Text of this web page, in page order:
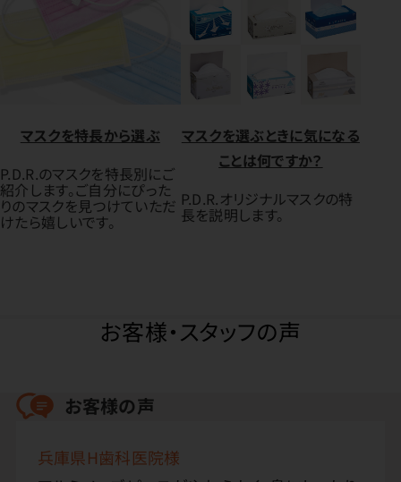
マスクを特長から選ぶ
P.D.R.のマスクを特長別にご
紹介します。ご自分にぴった
りのマスクを見つけていただ
けたら嬉しいです。
マスクを選ぶときに気になる
ことは何ですか？
P.D.R.オリジナルマスクの特
長を説明します。
お客様・スタッフの声
お客様の声
兵庫県H歯科医院様